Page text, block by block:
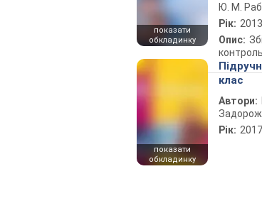
показати
обкладинку
Ю. М.
Рік: 2013
Опис:
показати
обкладинку
клас
Автори:
Рік: 2017